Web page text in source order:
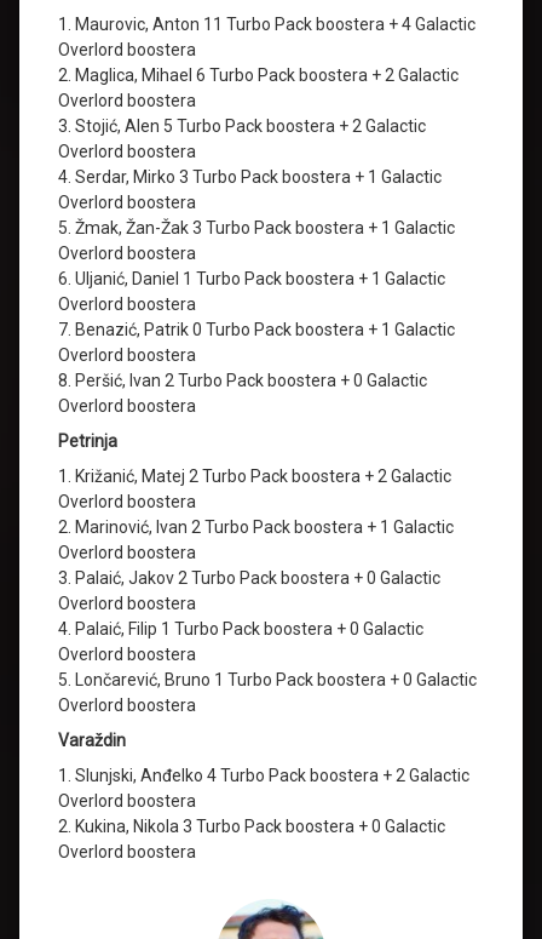
1. Maurovic, Anton 11 Turbo Pack boostera + 4 Galactic
Overlord boostera
2. Maglica, Mihael 6 Turbo Pack boostera + 2 Galactic
Overlord boostera
3. Stojić, Alen 5 Turbo Pack boostera + 2 Galactic
Overlord boostera
4. Serdar, Mirko 3 Turbo Pack boostera + 1 Galactic
Overlord boostera
5. Žmak, Žan-Žak 3 Turbo Pack boostera + 1 Galactic
Overlord boostera
6. Uljanić, Daniel 1 Turbo Pack boostera + 1 Galactic
Overlord boostera
7. Benazić, Patrik 0 Turbo Pack boostera + 1 Galactic
Overlord boostera
8. Peršić, Ivan 2 Turbo Pack boostera + 0 Galactic
Overlord boostera
Petrinja
1. Križanić, Matej 2 Turbo Pack boostera + 2 Galactic
Overlord boostera
2. Marinović, Ivan 2 Turbo Pack boostera + 1 Galactic
Overlord boostera
3. Palaić, Jakov 2 Turbo Pack boostera + 0 Galactic
Overlord boostera
4. Palaić, Filip 1 Turbo Pack boostera + 0 Galactic
Overlord boostera
5. Lončarević, Bruno 1 Turbo Pack boostera + 0 Galactic
Overlord boostera
Varaždin
1. Slunjski, Anđelko 4 Turbo Pack boostera + 2 Galactic
Overlord boostera
2. Kukina, Nikola 3 Turbo Pack boostera + 0 Galactic
Overlord boostera